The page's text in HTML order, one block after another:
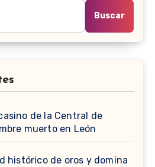
Buscar
de la Central de
muerto en León
histórico de oros y domina